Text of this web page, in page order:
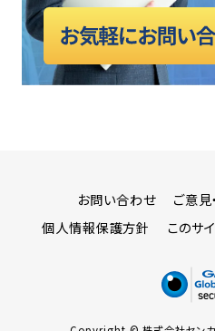
お問い合わせ ご意見
個人情報保護方針
このサ